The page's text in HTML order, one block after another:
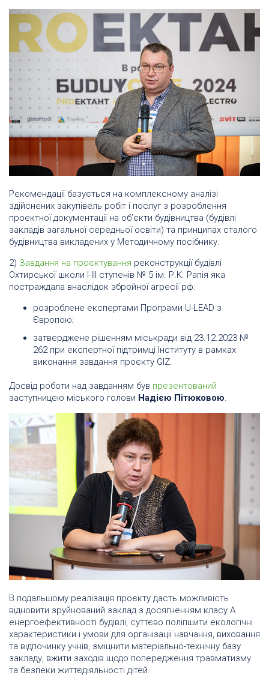
Рекомендації базується на комплексному аналізі
здійснених закупівель робіт і послуг з розроблення
проектної документації на об’єкти будівництва (будівлі
закладів загальної середньої освіти) та принципах сталого
будівництва викладених у Методичному посібнику.
2) Завдання на проєктування реконструкції будівлі
Охтирської школи І-ІІІ ступенів № 5 ім. Р.К. Рапія яка
постраждала внаслідок збройної агресії рф:
розроблене експертами Програми U-LEAD з
Європою;
затверджене рішенням міськради від 23.12.2023 №
262 при експертної підтримці Інституту в рамках
виконання завдання проєкту GIZ.
Досвід роботи над завданням був презентований
заступницею міського голови Надією Пітюковою.
В подальшому реалізація проєкту дасть можливість
відновити зруйнований заклад з досягненням класу А
енергоефективності будівлі, суттєво поліпшити екологічні
характеристики і умови для організації навчання, виховання
та відпочинку учнів, зміцнити матеріально-технічну базу
закладу, вжити заходів щодо попередження травматизму
та безпеки життєдіяльності дітей.